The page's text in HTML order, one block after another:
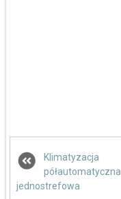
Klimatyzacja
półautomatyczna
jednostrefowa